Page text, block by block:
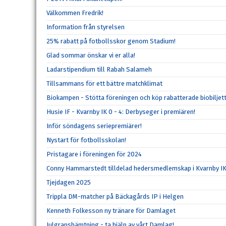
Välkommen Fredrik!
Information från styrelsen
25% rabatt på fotbollsskor genom Stadium!
Glad sommar önskar vi er alla!
Ladarstipendium till Rabah Salameh
Tillsammans för ett bättre matchklimat
Biokampen - Stötta föreningen och köp rabatterade
Husie IF - Kvarnby IK 0 - 4: Derbyseger i premiären!
Inför söndagens seriepremiärer!
Nystart för fotbollsskolan!
Pristagare i föreningen för 2024
Conny Hammarstedt tilldelad hedersmedlemskap i Kvarnby IK
Tjejdagen 2025
Trippla DM-matcher på Bäckagårds IP i Helgen
Kenneth Folkesson ny tränare för Damlaget